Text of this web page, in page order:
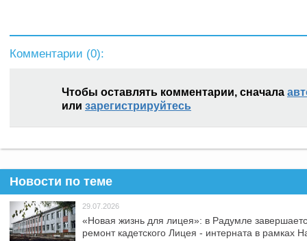
Комментарии (0):
Чтобы оставлять комментарии, сначала
или зарегистрируйтесь
Новости по теме
29.07.2026
«Новая жизнь для лицея»: в Радумле
ремонт кадетского Лицея - интерната в рамках